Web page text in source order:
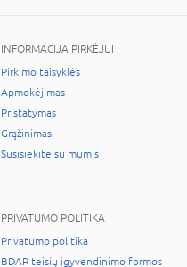
INFORMACIJA PIRKĖJUI
Pirkimo taisyklės
Apmokėjimas
Pristatymas
Grąžinimas
Susisiekite su mumis
PRIVATUMO POLITIKA
Privatumo politika
BDAR teisių įgyvendinimo formos